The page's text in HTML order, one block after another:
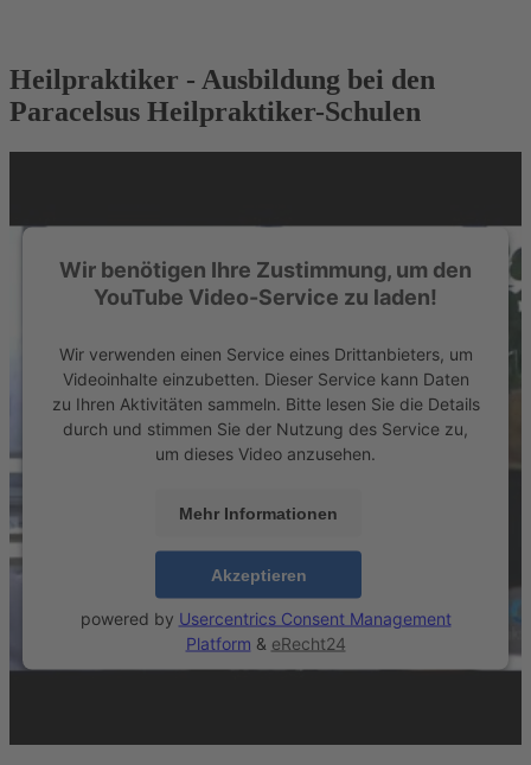
Heilpraktiker - Ausbildung bei den
Paracelsus Heilpraktiker-Schulen
Wir benötigen Ihre Zustimmung, um den
YouTube Video-Service zu laden!
Wir verwenden einen Service eines Drittanbieters, um
Videoinhalte einzubetten. Dieser Service kann Daten
zu Ihren Aktivitäten sammeln. Bitte lesen Sie die Details
durch und stimmen Sie der Nutzung des Service zu,
um dieses Video anzusehen.
Mehr Informationen
Akzeptieren
powered by Usercentrics Consent Management
Platform & eRecht24